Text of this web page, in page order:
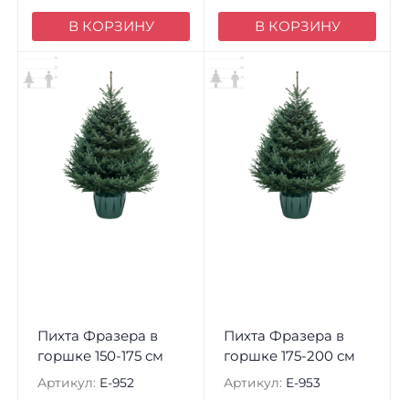
В КОРЗИНУ В КОРЗИНУ
Пихта Фразера в
горшке 150-175 см
Артикул: E-952
Пихта Фразера в
горшке 175-200 см
Артикул: E-953